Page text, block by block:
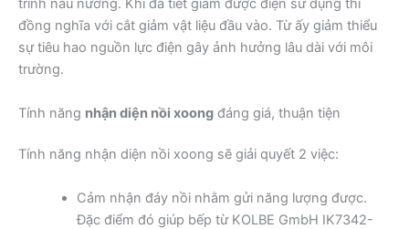
trình nấu nướng. Khi đã tiết giảm được điện sử dụng thì
đồng nghĩa với cắt giảm vật liệu đầu vào. Từ ấy giảm thiểu
sự tiêu hao nguồn lực điện gây ảnh hưởng lâu dài với môi
trường.
Tính năng nhận diện nồi xoong đáng giá, thuận tiện
Tính năng nhận diện nồi xoong sẽ giải quyết 2 việc:
Cảm nhận đáy nồi nhằm gửi năng lượng được.
Đặc điểm đó giúp bếp từ KOLBE GmbH IK7342-